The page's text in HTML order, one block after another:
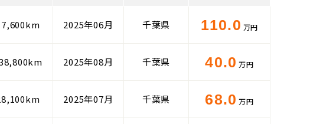
2025年06月 千葉県 110.0 万円
2025年08月 千葉県 40.0 万円
2025年07月 千葉県 68.0 万円